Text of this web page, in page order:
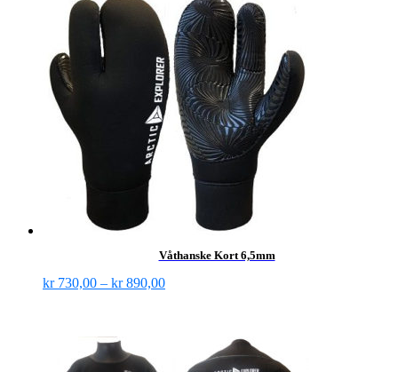
Våthanske Kort 6,5mm
kr730,00 – kr890,00